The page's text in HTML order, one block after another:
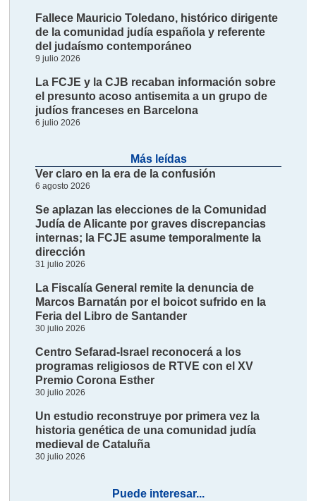
Fallece Mauricio Toledano, histórico dirigente
de la comunidad judía española y referente
del judaísmo contemporáneo
9 julio 2026
La FCJE y la CJB recaban información sobre
el presunto acoso antisemita a un grupo de
judíos franceses en Barcelona
6 julio 2026
Más leídas
Ver claro en la era de la confusión
6 agosto 2026
Se aplazan las elecciones de la Comunidad
Judía de Alicante por graves discrepancias
internas; la FCJE asume temporalmente la
dirección
31 julio 2026
La Fiscalía General remite la denuncia de
Marcos Barnatán por el boicot sufrido en la
Feria del Libro de Santander
30 julio 2026
Centro Sefarad-Israel reconocerá a los
programas religiosos de RTVE con el XV
Premio Corona Esther
30 julio 2026
Un estudio reconstruye por primera vez la
historia genética de una comunidad judía
medieval de Cataluña
30 julio 2026
Puede interesar...